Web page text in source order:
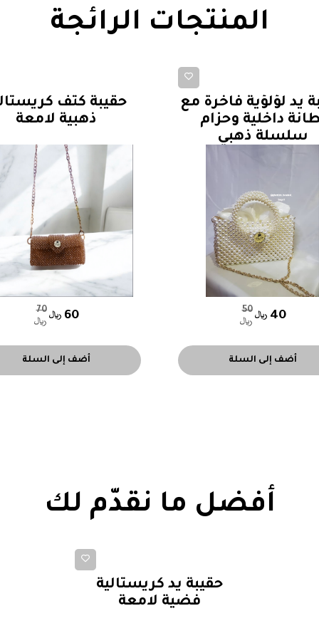
المنتجات الرائجة
يد لؤلؤية فاخرة مع
داخلية وحزام
سلسلة ذهبي
40
50
أضف إلى السلة
حقيبة كتف
ذهبية لامعة
60
70
أضف إلى السلة
أفضل ما نقدّم لك
حقيبة يد كريستالية
فضية لامعة